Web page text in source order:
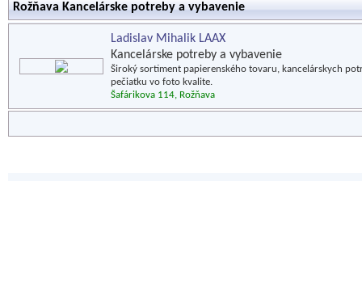
Rožňava Kancelárske potreby a vybavenie
Ladislav Mihalik LAAX
Kancelárske potreby a vybavenie
Široký sortiment papierenského tovaru, kancelárskych
pečiatku vo foto kvalite.
Šafárikova 114, Rožňava